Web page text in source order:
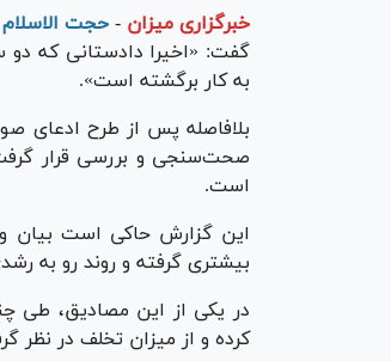
خبرگزاری میزان - حجت
گفت: «اخیرا دادستانی که دو
به کار برگشته است».
بلافاصله پس از طرح ادعای
صحت‌سنجی و بررسی قرار
است.
این گزارش حاکی است بیان
بیشتری گرفته و روند رو به
در یکی از این مصادیق، طی
کرده و از میزان تخلف در نظر